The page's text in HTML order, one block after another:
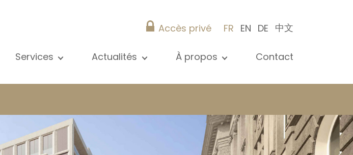
Accès privé FR EN DE 中文
Services
Recherche
Accès privé
Actualités
À propos
Conseils pratiques
Carrière
Contact